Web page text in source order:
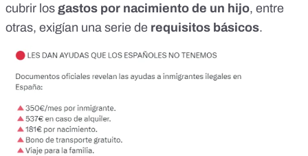
cubrir los gastos por nacimiento de un hijo, entre
otras, exigían una serie de requisitos básicos.